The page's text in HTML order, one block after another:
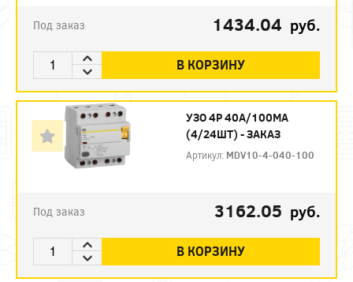
Под заказ 1434.04 руб.
В КОРЗИНУ
УЗО 4P 40А/100МА
(4/24ШТ) - ЗАКАЗ
Артикул: MDV10-4-040-100
Под заказ 3162.05 руб.
В КОРЗИНУ